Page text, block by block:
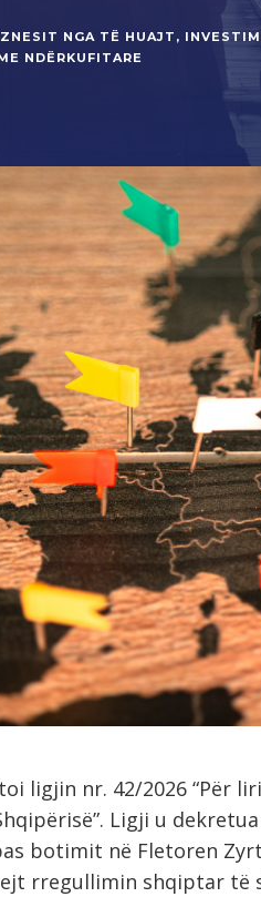
NGA TË HUAJT ,
NDËRKUFITARE
ligjin nr. 42/2026 “Për
Ligji u
botimit në Fletoren
rregullimin shqiptar të